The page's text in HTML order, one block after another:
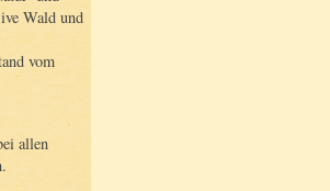
Wald und
vom
allen